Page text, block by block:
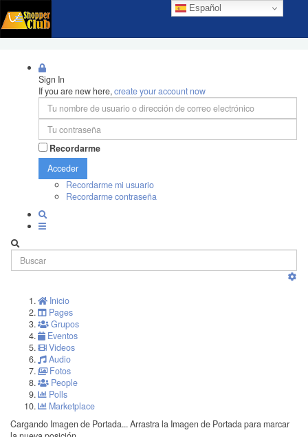
Español
Sign In
If you are new here,create your account now
Recordarme
Acceder
Recordarme mi usuario
Recordarme contraseña
Inicio
Pages
Grupos
Eventos
Videos
Audio
Fotos
People
Polls
Marketplace
Cargando Imagen de Portada... Arrastra la Imagen de Portada para marcar